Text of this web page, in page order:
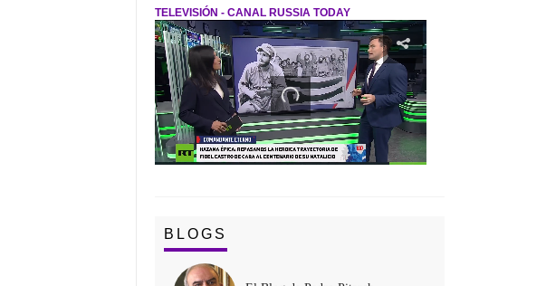
TELEVISIÓN - CANAL RUSSIA TODAY
BLOGS